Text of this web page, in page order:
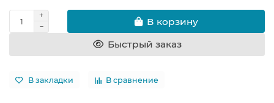
В корзину
Быстрый заказ
В закладки В сравнение